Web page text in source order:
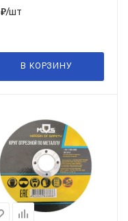
₽/шт
В КОРЗИНУ